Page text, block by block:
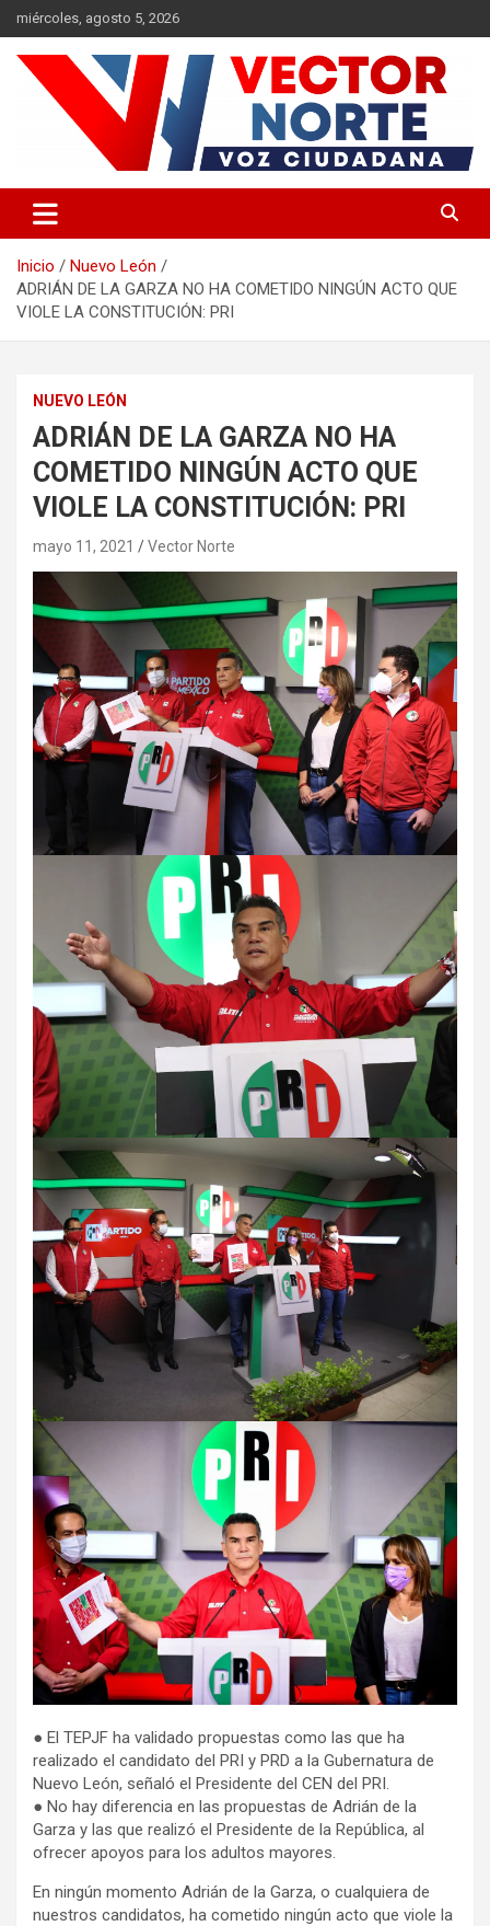
Saltar
al
contenido
miércoles, agosto 5, 2026
Vector Norte
Inicio
Nuevo León
ADRIÁN DE LA GARZA NO HA COMETIDO NINGÚN ACTO QUE
VIOLE LA CONSTITUCIÓN: PRI
NUEVO LEÓN
ADRIÁN DE LA GARZA NO HA
COMETIDO NINGÚN ACTO QUE
VIOLE LA CONSTITUCIÓN: PRI
mayo 11, 2021 Vector Norte
● El TEPJF ha validado propuestas como las que ha
realizado el candidato del PRI y PRD a la Gubernatura de
Nuevo León, señaló el Presidente del CEN del PRI.
● No hay diferencia en las propuestas de Adrián de la
Garza y las que realizó el Presidente de la República, al
ofrecer apoyos para los adultos mayores.
En ningún momento Adrián de la Garza, o cualquiera de
nuestros candidatos, ha cometido ningún acto que viole la